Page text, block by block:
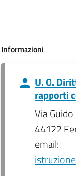
Informazioni
U. O.
rapporti
Via
44122
email: